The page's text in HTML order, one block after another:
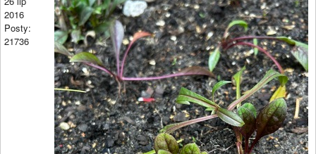
2016
Posty:
21736